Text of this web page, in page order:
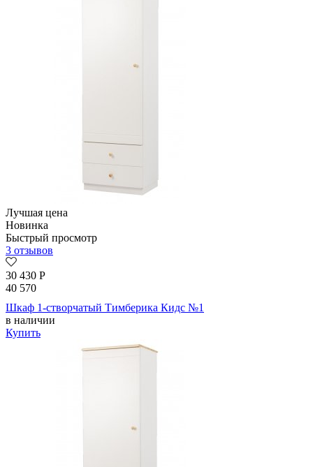
Лучшая цена
Новинка
Быстрый просмотр
3 отзывов
30 430 Р
40 570
Шкаф 1-створчатый Тимберика Кидс №1
в наличии
Купить